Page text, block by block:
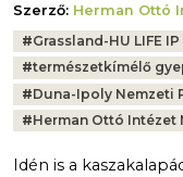
Szerző: Herman Ottó
Tags:
#Grassland-HU LIFE IP
#természetkímélő
#Duna-Ipoly Nemzeti
#Herman Ottó Intézet
Idén is a